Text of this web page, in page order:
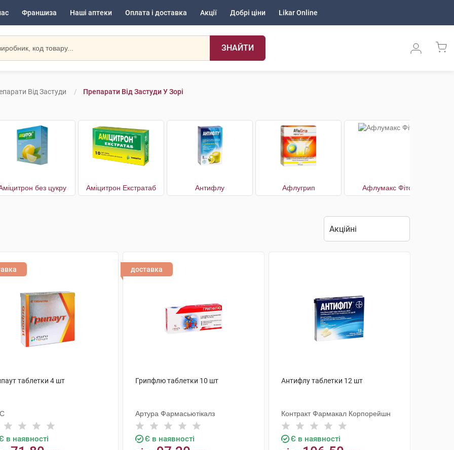
Франшиза Наші аптеки Оплата і доставка Акції Добрі ціни Likar Online
ЗНАЙТИ
Від Застуди Препарати Від Застуди У Зорі
без цукру Аміцитрон Екстратаб Антифлу Афлугрип Афлумакс Фіто
таблетки 4 шт
в наявності
доставка
Грипфлю таблетки 10 шт
Артура Фармасьютікалз
Є в наявності
Антифлу таблетки 12 шт
Контракт Фармакал Корпорейшн
Є в наявності